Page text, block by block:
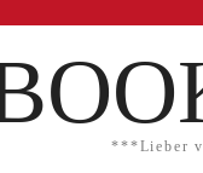
***Lieber